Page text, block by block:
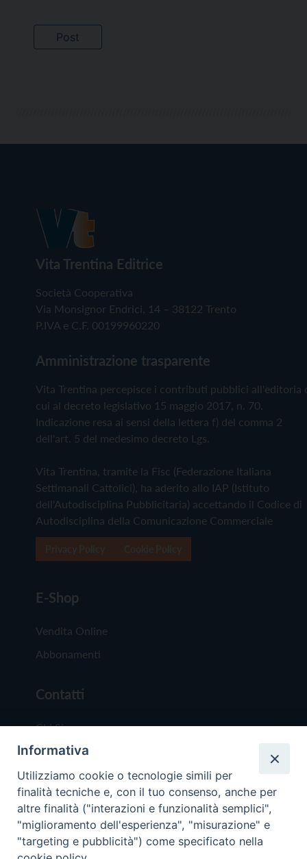
Vita Trentina Editrice
Società Cooperativa
Via Monsignor Endrici, 14 – 38122 Trento
P.IVA e C.F. 00199960220
Amministrazione trasparente
Vita Trentina percepisce i contributi pubblici all'editoria
cui al decreto legislativo 15 maggio 2017, n. 70.
Indicazione resa ai sensi della lettera f) del comma 2
dell'art. 5 del medesimo decreto Lgs.
Vita Trentina, tramite la Fisc (Federazione Italiana
Settimanali Cattolici), ha aderito allo IAP (Istituto
dell'Autodisciplina Pubblicitaria) accettando il Codice di
Autodisciplina della Comunicazione Commerciale
E-Shop
Vendita Online
Abbonamenti
Contatti
Chi Siamo
Redazione
Scrivici
Informativa
Utilizziamo cookie o tecnologie simili per
finalità tecniche e, con il tuo consenso, anche per
altre finalità ("interazioni e funzionalità semplici",
"miglioramento dell'esperienza", "misurazione" e
"targeting e pubblicità") come specificato nella